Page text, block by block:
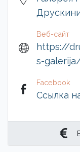
Веб-сайт
https://
s-
Facebook
Ссылка